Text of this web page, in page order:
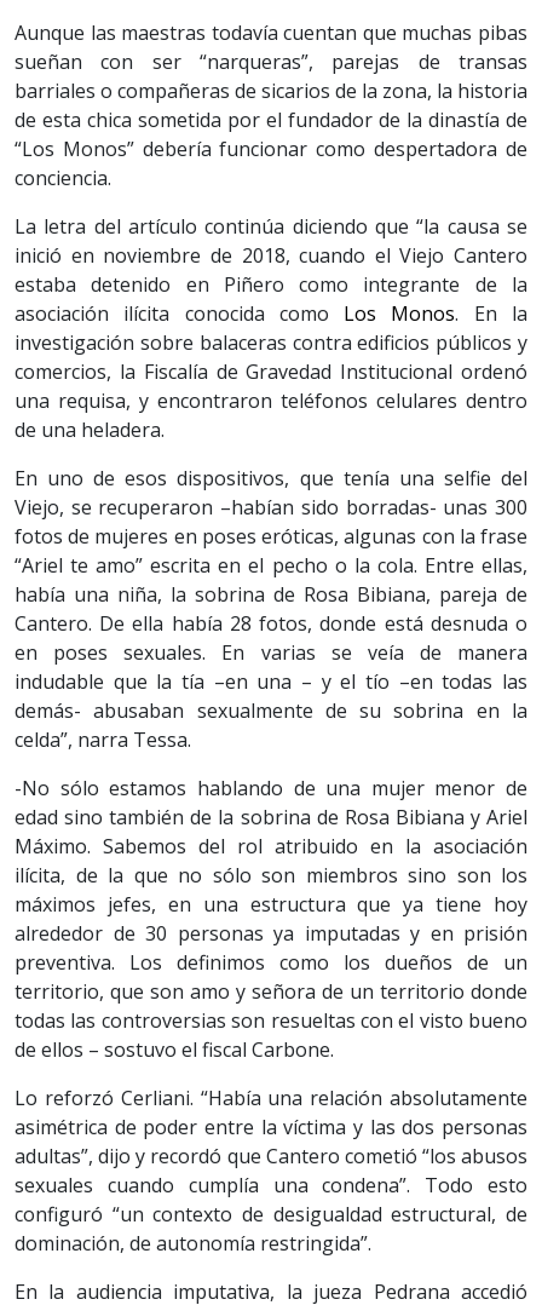
Aunque las maestras todavía cuentan que muchas pibas
sueñan con ser “narqueras”, parejas de transas
barriales o compañeras de sicarios de la zona, la historia
de esta chica sometida por el fundador de la dinastía de
“Los Monos” debería funcionar como despertadora de
conciencia.
La letra del artículo continúa diciendo que “la causa se
inició en noviembre de 2018, cuando el Viejo Cantero
estaba detenido en Piñero como integrante de la
asociación ilícita conocida como Los Monos. En la
investigación sobre balaceras contra edificios públicos y
comercios, la Fiscalía de Gravedad Institucional ordenó
una requisa, y encontraron teléfonos celulares dentro
de una heladera.
En uno de esos dispositivos, que tenía una selfie del
Viejo, se recuperaron –habían sido borradas- unas 300
fotos de mujeres en poses eróticas, algunas con la frase
“Ariel te amo” escrita en el pecho o la cola. Entre ellas,
había una niña, la sobrina de Rosa Bibiana, pareja de
Cantero. De ella había 28 fotos, donde está desnuda o
en poses sexuales. En varias se veía de manera
indudable que la tía –en una – y el tío –en todas las
demás- abusaban sexualmente de su sobrina en la
celda”, narra Tessa.
-No sólo estamos hablando de una mujer menor de
edad sino también de la sobrina de Rosa Bibiana y Ariel
Máximo. Sabemos del rol atribuido en la asociación
ilícita, de la que no sólo son miembros sino son los
máximos jefes, en una estructura que ya tiene hoy
alrededor de 30 personas ya imputadas y en prisión
preventiva. Los definimos como los dueños de un
territorio, que son amo y señora de un territorio donde
todas las controversias son resueltas con el visto bueno
de ellos – sostuvo el fiscal Carbone.
Lo reforzó Cerliani. “Había una relación absolutamente
asimétrica de poder entre la víctima y las dos personas
adultas”, dijo y recordó que Cantero cometió “los abusos
sexuales cuando cumplía una condena”. Todo esto
configuró “un contexto de desigualdad estructural, de
dominación, de autonomía restringida”.
En la audiencia imputativa, la jueza Pedrana accedió